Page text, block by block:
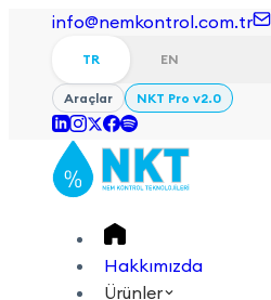
info@nemkontrol.com.tr
TR EN
Araçlar NKT Pro v2.0
Hakkımızda
Ürünler